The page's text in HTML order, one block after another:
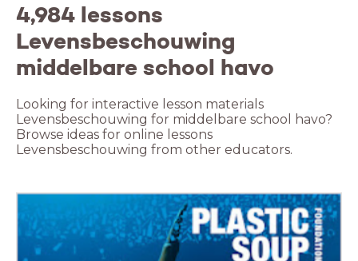
4,984 lessons
Levensbeschouwing
middelbare school havo
Looking for interactive lesson materials
Levensbeschouwing for middelbare school havo?
Browse ideas for online lessons
Levensbeschouwing from other educators.